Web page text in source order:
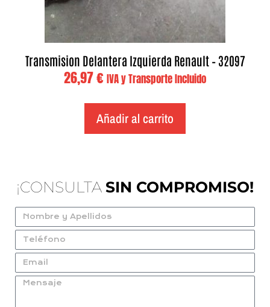
Transmision Delantera Izquierda Renault – 32097
26,97€ IVA y Transporte Incluido
Añadir al carrito
¡CONSULTA SIN COMPROMISO!